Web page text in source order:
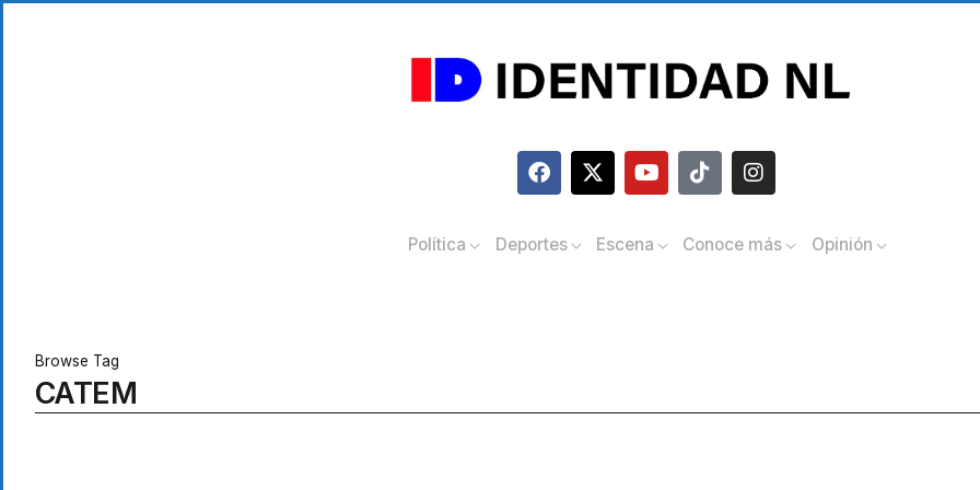
Política Deportes Escena Conoce más Opinión
Browse Tag
CATEM